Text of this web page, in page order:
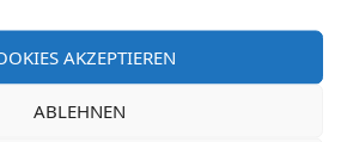
AKZEPTIEREN
ABLEHNEN